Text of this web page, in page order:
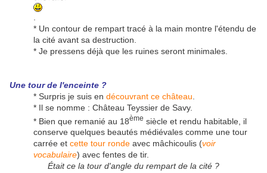
* Un contour de rempart tracé à la main montre l'étendu de
la cité avant sa destruction.
* Je pressens déjà que les ruines seront minimales.
Une tour de l'enceinte ?
* Surpris je suis en découvrant ce château
* Il se nomme : Château Teyssier de Savy.
* Bien que remanié au 18ème siècle et rendu habitable, il
conserve quelques beautés médiévales comme une tour
carrée et cette tour ronde avec mâchicoulis (voir
vocabulaire) avec fentes de tir.
Était ce la tour d'angle du rempart de la cité ?